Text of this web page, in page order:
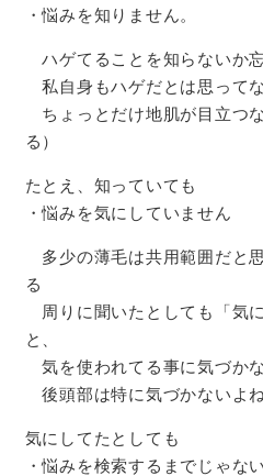
・悩みを知りません。
ハゲてることを知らないか
私自身もハゲだとは思ってな
ちょっとだけ地肌が目立つ
る）
たとえ、知っていても
・悩みを気にしていません
多少の薄毛は共用範囲だと
る
周りに聞いたとしても「気
と、
気を使われてる事に気づか
後頭部は特に気づかないよね
気にしてたとしても
・悩みを検索するまでじゃない